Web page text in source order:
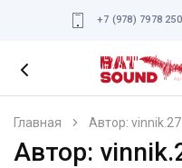
+7 (978) 7978 250
Главная Автор: vinnik.27
Автор: